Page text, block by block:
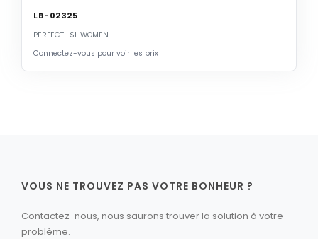
LB-02325
PERFECT LSL WOMEN
Connectez-vous pour voir les prix
VOUS NE TROUVEZ PAS VOTRE BONHEUR ?
Contactez-nous, nous saurons trouver la solution à votre
problème.